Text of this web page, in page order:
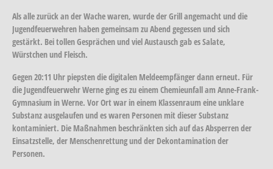
Als alle zurück an der Wache waren, wurde der Grill angemacht und die
Jugendfeuerwehren haben gemeinsam zu Abend gegessen und sich
gestärkt. Bei tollen Gesprächen und viel Austausch gab es Salate,
Würstchen und Fleisch.
Gegen 20:11 Uhr piepsten die digitalen Meldeempfänger dann erneut. Für
die Jugendfeuerwehr Werne ging es zu einem Chemieunfall am Anne-Frank-
Gymnasium in Werne. Vor Ort war in einem Klassenraum eine unklare
Substanz ausgelaufen und es waren Personen mit dieser Substanz
kontaminiert. Die Maßnahmen beschränkten sich auf das Absperren der
Einsatzstelle, der Menschenrettung und der Dekontamination der
Personen.